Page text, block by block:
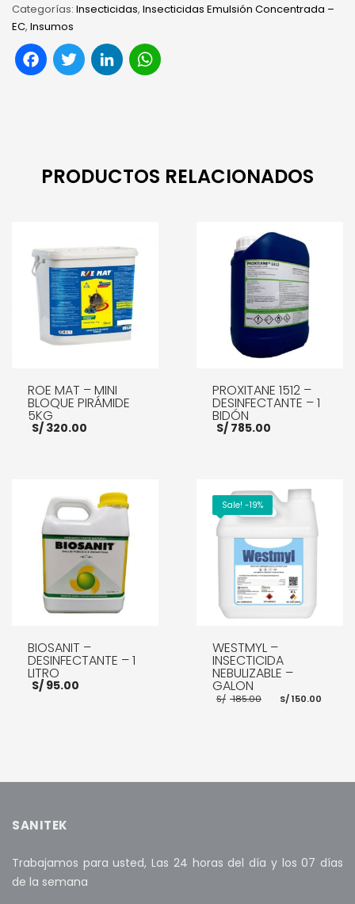
Categorías: Insecticidas, Insecticidas Emulsión Concentrada –
EC, Insumos
Facebook
TwitterLinkedIn
PRODUCTOS RELACIONADOS
ROE MAT – MINI
BLOQUE PIRÁMIDE
5KG
S/ 320.00
AÑADIR AL CARRITO
PROXITANE 1512 –
DESINFECTANTE – 1
BIDÓN
S/785.00
AÑADIR AL CARRITO
BIOSANIT –
DESINFECTANTE – 1
LITRO
S/ 95.00
Sale! -19%
WESTMYL –
INSECTICIDA
NEBULIZABLE –
GALON
S/ 185.00 El
precio
S/150.00
SANITEK
Trabajamos para usted, Las 24 horas del día y los 07 días
de la semana